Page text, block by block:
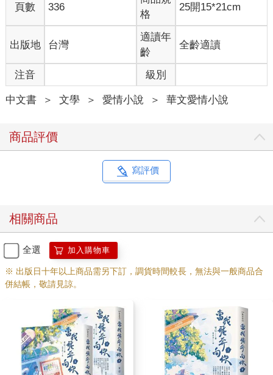
頁數 336
格
25開15*21cm
出版地 台灣
適讀年
齡
全齡適讀
注音 級別
中文書 ＞ 文學 ＞ 愛情小說 ＞ 華文愛情小說
商品評價
寫評價
相關商品
全選 加入購物車
※ 出版日十年以上商品需另下訂，調貨時間較長，無法與一般商品合
併結帳，敬請見諒。